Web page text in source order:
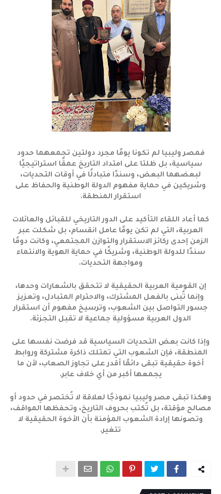
فمصر وليبيا لم تكونا يومًا مجرد دولتين تجمعهما حدود
سياسية، بل ظلتا على امتداد التاريخ عمقًا استراتيجيًا
لبعضهما البعض، وسندًا متبادلًا في أوقات التحديات،
وشريكين في حماية مفهوم الدولة الوطنية والحفاظ على
استقرار المنطقة.
كما أعاد اللقاء التأكيد على الدور التاريخي للقبائل والعائلات
العربية، التي لم تكن يومًا عامل انقسام، بل شكلت عبر
الزمن إحدى ركائز الاستقرار والتوازن المجتمعي، وكانت دومًا
سندًا للدولة الوطنية، وشريكًا في حماية الهوية والانتماء
ومواجهة التحديات.
إن القومية العربية الحقيقية لا تتحقق بالشعارات وحدها،
وإنما تُبنى بالفعل المشترك، والاحترام المتبادل، وتعزيز
جسور التواصل بين الشعوب، وترسيخ مفهوم أن استقرار
الدول العربية مسؤولية جماعية لا تقبل التجزئة.
وإذا كانت بعض التحديات السياسية قد فرضت نفسها على
المنطقة، فإن الشعوب التي تمتلك ذاكرة مشتركة وروابط
أخوة حقيقية تبقى دائمًا أقدر على تجاوز الصعاب، لأن ما
يجمعها أكبر من أي خلاف عابر.
وهكذا تبقى مصر وليبيا نموذجًا لعلاقة لا تُختصر في حدود أو
مصالح مؤقتة، بل تُكتب بحروف التاريخ، وتحفظها المواقف،
وتصونها إرادة الشعوب المؤمنة بأن الأخوة الحقيقية لا
تتغير.